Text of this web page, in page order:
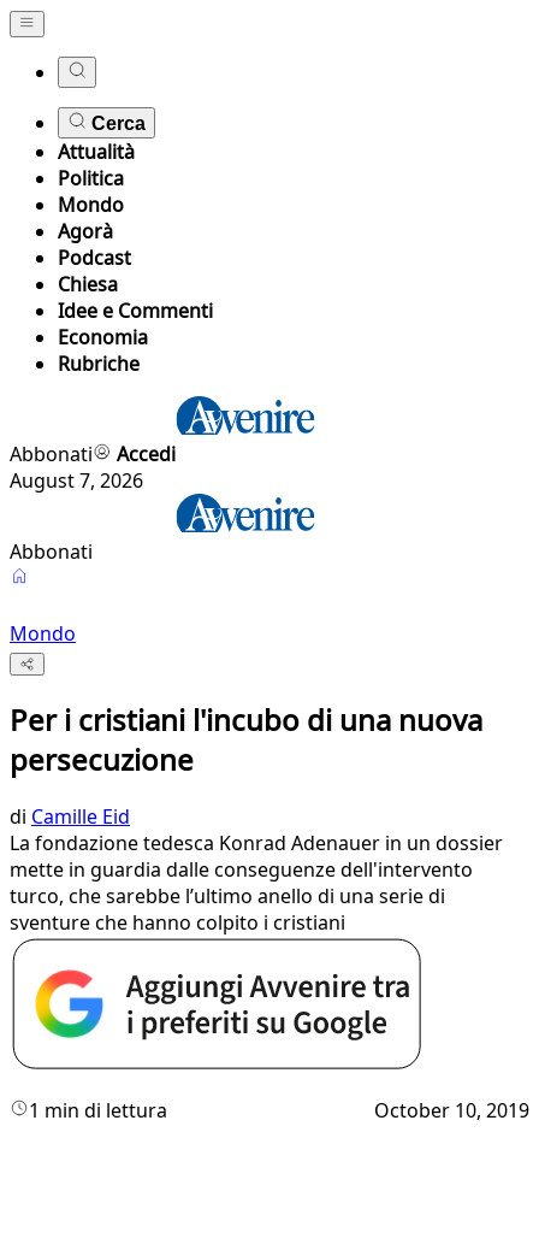
Cerca
Attualità
Politica
Mondo
Agorà
Podcast
Chiesa
Idee e Commenti
Economia
Rubriche
Abbonati
Accedi
August 7, 2026
Abbonati
Mondo
Per i cristiani l'incubo di una nuova
persecuzione
di Camille Eid
La fondazione tedesca Konrad Adenauer in un dossier
mette in guardia dalle conseguenze dell'intervento
turco, che sarebbe l’ultimo anello di una serie di
sventure che hanno colpito i cristiani
1 min di lettura October 10, 2019